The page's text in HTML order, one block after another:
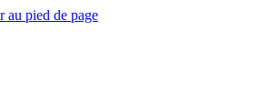
au pied de page